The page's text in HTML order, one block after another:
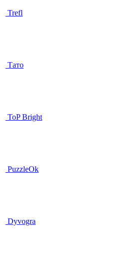
Trefl
Тато
ToP Bright
PuzzleOk
Dyvogra